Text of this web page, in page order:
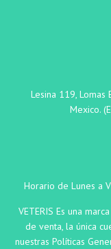
Lesina 119, Lomas
Mexico.
Horario de Lunes a
VETERIS Es una
de venta, la única
nuestras Políticas